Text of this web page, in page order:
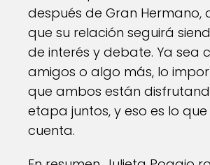
después de Gran Hermano,
que su relación seguirá
de interés y debate. Ya sea
amigos o algo más, lo
que ambos están
etapa juntos, y eso es lo
cuenta.